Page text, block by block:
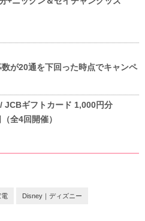
が20通を下回った時点でキャンペ
JCBギフトカード 1,000円分
全4回開催）
電 Disney｜ディズニー